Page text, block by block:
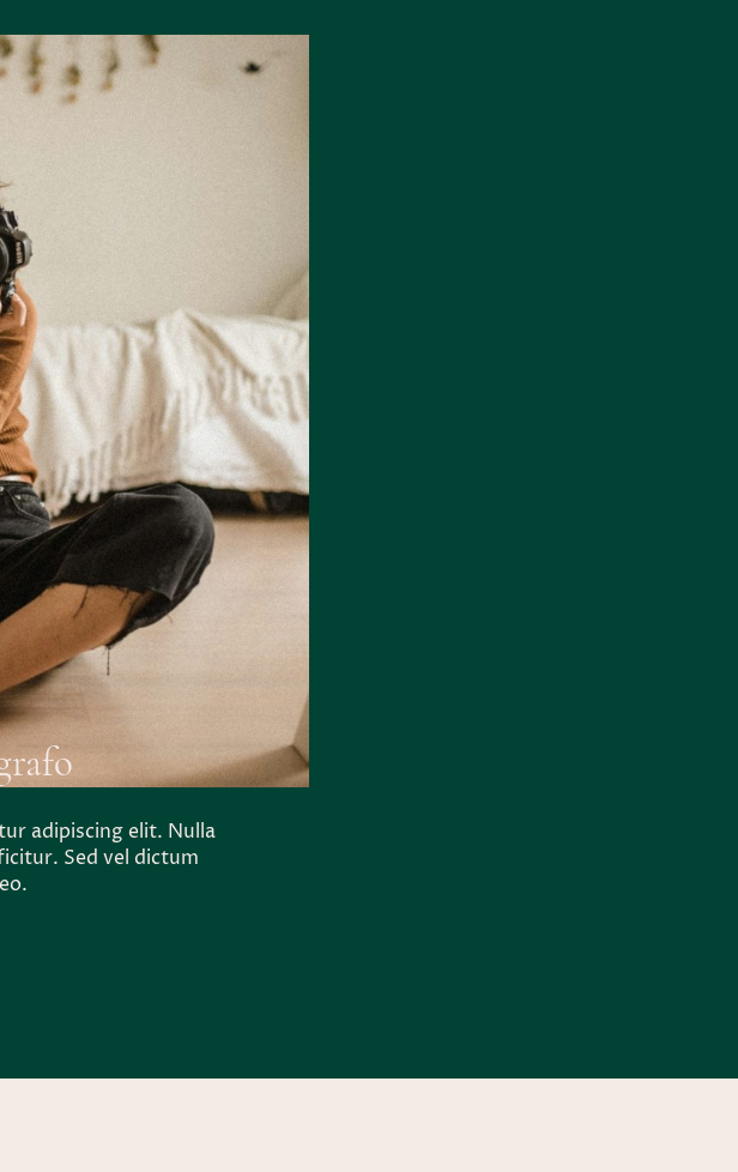
adipiscing elit. Nulla
Sed vel dictum